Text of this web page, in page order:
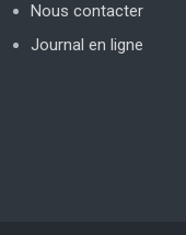
Nous contacter
Journal en ligne